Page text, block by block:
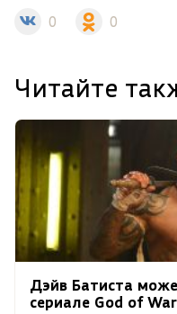
0 0
Читайте
Дэйв Батиста
сериале God of War